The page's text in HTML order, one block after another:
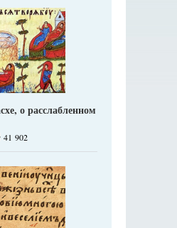
о расслабленном
41 902